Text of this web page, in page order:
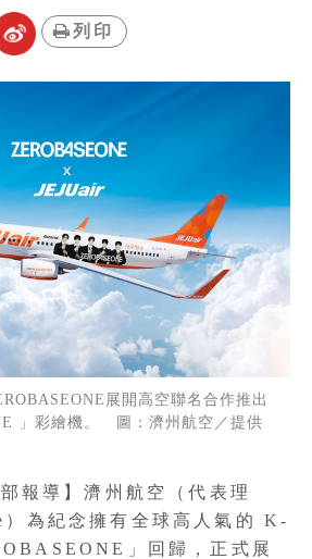
列印
展開高空聯名合作推出
」彩繪機。 圖：濟州航空／提供
報導】濟州航空（代表理
為紀念擁有全球高人氣的 K-
」回歸，正式展